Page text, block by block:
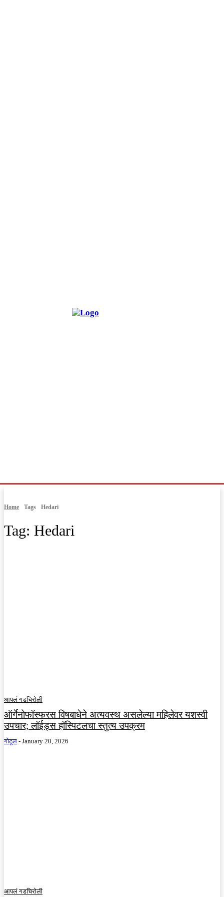
Home Tags Hedari
Tag: Hedari
आपलं गडचिरोली
ऑर्गेनोफॉस्फरस विषबाधेने अत्यवस्थ असलेल्या महिलेवर यशस्वी
उपचार; लॉईड्स हॉस्पिटलचा स्तुत्य उपक्रम
गोटूल - January 20, 2026
आपलं गडचिरोली